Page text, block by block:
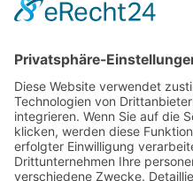
Nahverkehr Transport
UK-Transporte
Lagerlogistik